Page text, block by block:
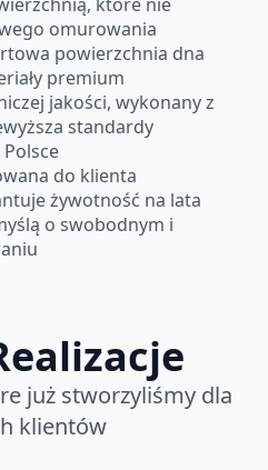
omurowania
powierzchnia dna
premium
jakości, wykonany z
standardy
do klienta
żywotność na lata
o swobodnym i
już stworzyliśmy dla
klientów